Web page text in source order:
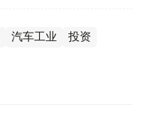
汽车工业 投资